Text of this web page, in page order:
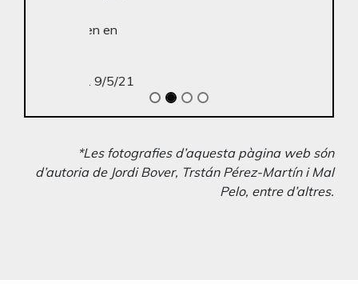
SI VOLS REBRE LES
PELO, ET POTS
SUBSCRIURE A LA